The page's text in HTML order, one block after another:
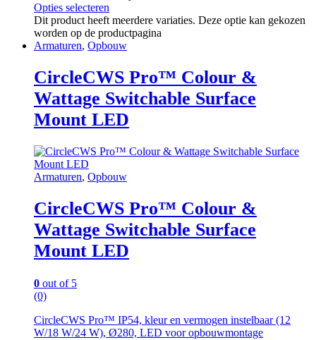
Opties selecteren
Dit product heeft meerdere variaties. Deze optie kan gekozen
worden op de productpagina
Armaturen, Opbouw
CircleCWS Pro™ Colour &
Wattage Switchable Surface
Mount LED
Armaturen, Opbouw
CircleCWS Pro™ Colour &
Wattage Switchable Surface
Mount LED
0 out of 5
(0)
CircleCWS Pro™ IP54, kleur en vermogen instelbaar (12
W/18 W/24 W), Ø280, LED voor opbouwmontage